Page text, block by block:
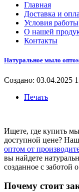
Главная
Доставка и
Условия работы
О нашей
Контакты
Натуральное мыло
Создано: 03.04.2025
Печать
Ищете, где купить
доступной цене?
оптом от
вы найдете
созданное с
Почему стоит